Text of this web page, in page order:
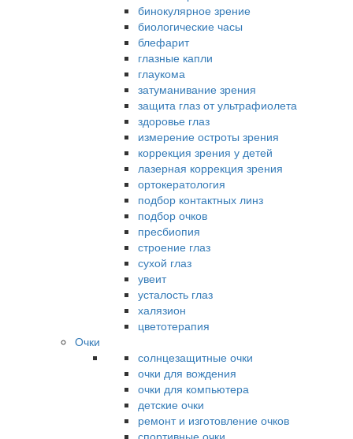
бинокулярное зрение
биологические часы
блефарит
глазные капли
глаукома
затуманивание зрения
защита глаз от ультрафиолета
здоровье глаз
измерение остроты зрения
коррекция зрения у детей
лазерная коррекция зрения
ортокератология
подбор контактных линз
подбор очков
пресбиопия
строение глаз
сухой глаз
увеит
усталость глаз
халязион
цветотерапия
Очки
солнцезащитные очки
очки для вождения
очки для компьютера
детские очки
ремонт и изготовление очков